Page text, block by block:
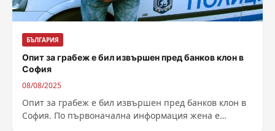
БЪЛГАРИЯ
Опит за грабеж е бил извършен пред банков клон в
София
08/08/2025
Опит за грабеж е бил извършен пред банков клон в
София. По първоначална информация жена е